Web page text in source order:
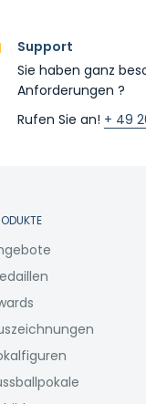
Support
Sie haben ganz
Anforderungen ?
Rufen Sie an! + 49